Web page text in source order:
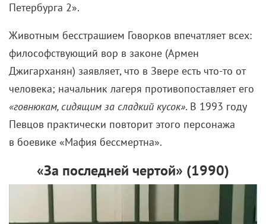
Петербурга 2».
Животным бесстрашием Говорков впечатляет всех:
философствующий вор в законе (Армен
Джигарханян) заявляет, что в Звере есть что-то от
человека; начальник лагеря противопоставляет его
«говнюкам, сидящим за сладкий кусок». В 1993 году
Певцов практически повторит этого персонажа
в боевике «Мафия бессмертна».
«За последней чертой» (1990)